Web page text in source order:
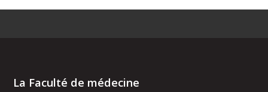
La Faculté de médecine